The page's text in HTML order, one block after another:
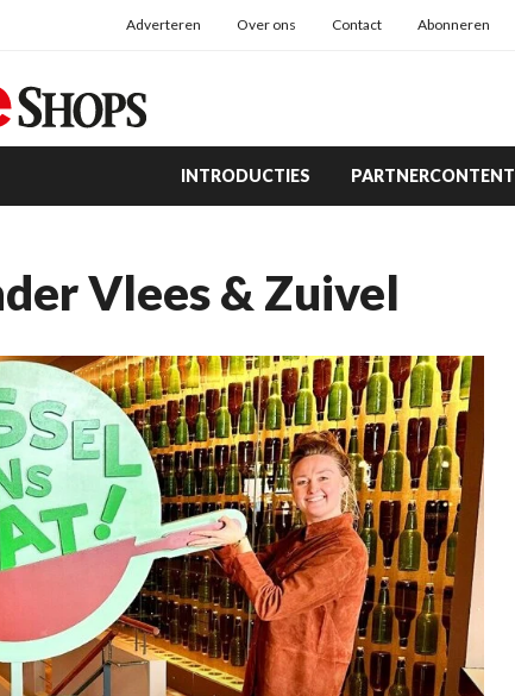
Adverteren Over ons Contact Abonneren
INTRODUCTIES PARTNERCONTENT
Vlees & Zuivel